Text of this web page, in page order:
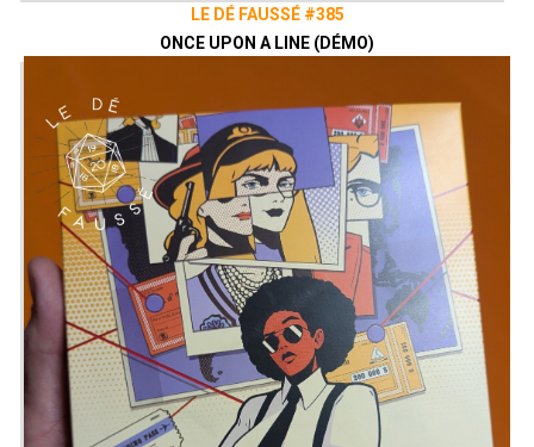
LE DÉ FAUSSÉ #385
ONCE UPON A LINE (DÉMO)